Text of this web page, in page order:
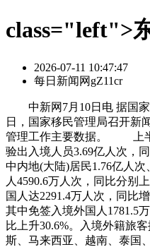
class="left">
2026-07-11 10:47:47
每日新闻网gZ11cr
中新网7月10日电 据国家
日，国家移民管理局召开新
管理工作主要数据。 上半
验出入境人员3.69亿人次，
中内地(大陆)居民1.76亿人
人4590.6万人次，同比分别
国人达2291.4万人次，同比
其中免签入境外国人1781.5
比上升30.6%。入境外籍旅
斯、马来西亚、越南、泰国